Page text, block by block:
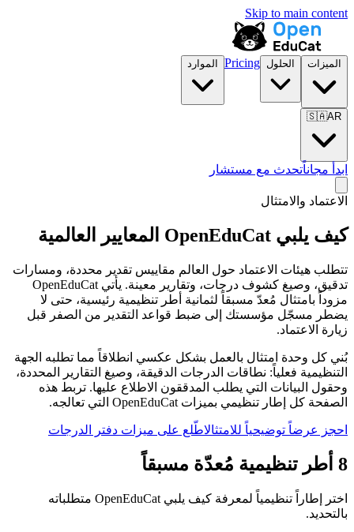
Skip to main content
الميزات الحلول Pricing الموارد
🇸🇦AR
ابدأ مجاناًتحدث مع مستشار
الاعتماد والامتثال
كيف يلبي OpenEduCat المعايير العالمية
تتطلب هيئات الاعتماد حول العالم مقاييس تقدير محددة، ومسارات
تدقيق، وصيغ كشوف درجات، وتقارير معينة. يأتي OpenEduCat
مزوداً بامتثال مُعدّ مسبقاً لثمانية أطر تنظيمية رئيسية، حتى لا
يضطر مسجّل مؤسستك إلى ضبط قواعد التقدير من الصفر قبل
زيارة الاعتماد.
بُني كل وحدة امتثال بالعمل بشكل عكسي انطلاقاً مما تطلبه الجهة
التنظيمية فعلياً: نطاقات الدرجات الدقيقة، وصيغ التقارير المحددة،
وحقول البيانات التي يطلب المدققون الاطلاع عليها. تربط هذه
الصفحة كل إطار تنظيمي بميزات OpenEduCat التي تعالجه.
احجز عرضاً توضيحياً للامتثالاطّلع على ميزات دفتر الدرجات
8 أطر تنظيمية مُعدّة مسبقاً
اختر إطاراً تنظيمياً لمعرفة كيف يلبي OpenEduCat متطلباته
بالتحديد.